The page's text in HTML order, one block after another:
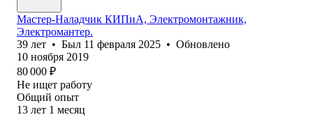
Мастер-Наладчик КИПиА, Электромонтажник,
Электромантер.
39 лет • Был 11 февраля 2025 • Обновлено
10 ноября 2019
80 000 ₽
Не ищет работу
Общий опыт
13 лет 1 месяц